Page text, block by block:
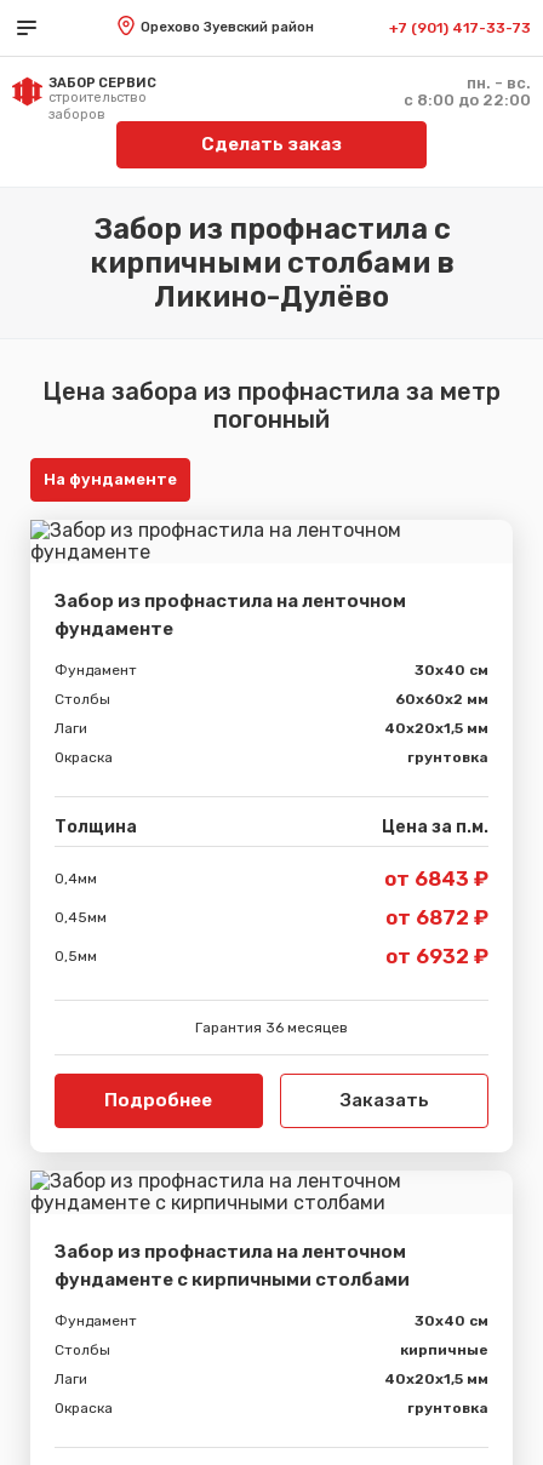
Орехово Зуевский район +7 (901) 417-33-73
ЗАБОР СЕРВИС
строительство
заборов
пн. - вс.
с 8:00 до 22:00
Сделать заказ
Забор из профнастила с
кирпичными столбами в
Ликино-Дулёво
Цена забора из профнастила за метр
погонный
На фундаменте
Забор из профнастила на ленточном
фундаменте
Фундамент
30x40 см
Столбы
60х60х2 мм
Лаги
40х20х1,5 мм
Окраска
грунтовка
Толщина Цена за п.м.
0,4мм от 6843 ₽
0,45мм от 6872 ₽
0,5мм от 6932 ₽
Гарантия 36 месяцев
Подробнее Заказать
Забор из профнастила на ленточном
фундаменте с кирпичными столбами
Фундамент
30x40 см
Столбы
кирпичные
Лаги
40х20х1,5 мм
Окраска
грунтовка